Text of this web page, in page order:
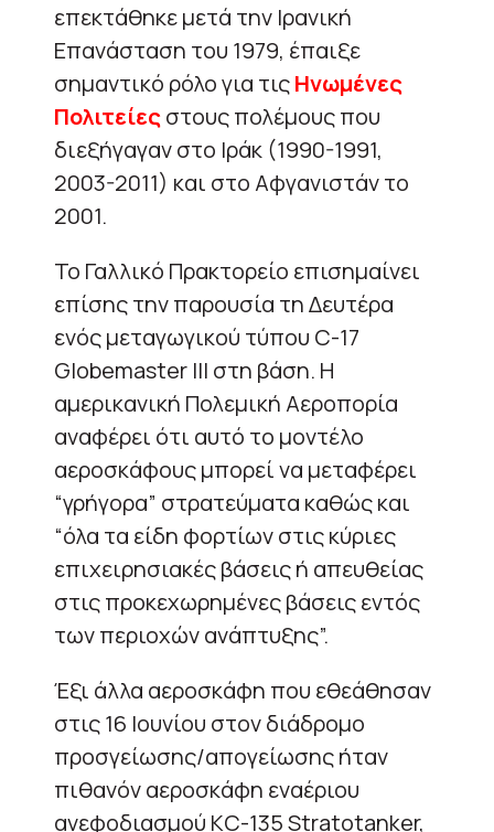
επεκτάθηκε μετά την Ιρανική
Επανάσταση του 1979, έπαιξε
σημαντικό ρόλο για τιςΗνωμένες
Πολιτείεςστους πολέμους που
διεξήγαγαν στο Ιράκ (1990-1991,
2003-2011) και στο Αφγανιστάν το
2001.
Το Γαλλικό Πρακτορείο επισημαίνει
επίσης την παρουσία τη Δευτέρα
ενός μεταγωγικού τύπου C-17
Globemaster III στη βάση. Η
αμερικανική Πολεμική Αεροπορία
αναφέρει ότι αυτό το μοντέλο
αεροσκάφους μπορεί να μεταφέρει
“γρήγορα” στρατεύματα καθώς και
“όλα τα είδη φορτίων στις κύριες
επιχειρησιακές βάσεις ή απευθείας
στις προκεχωρημένες βάσεις εντός
των περιοχών ανάπτυξης”.
Έξι άλλα αεροσκάφη που εθεάθησαν
στις 16 Ιουνίου στον διάδρομο
προσγείωσης/απογείωσης ήταν
πιθανόν αεροσκάφη εναέριου
ανεφοδιασμού KC-135 Stratotanker,